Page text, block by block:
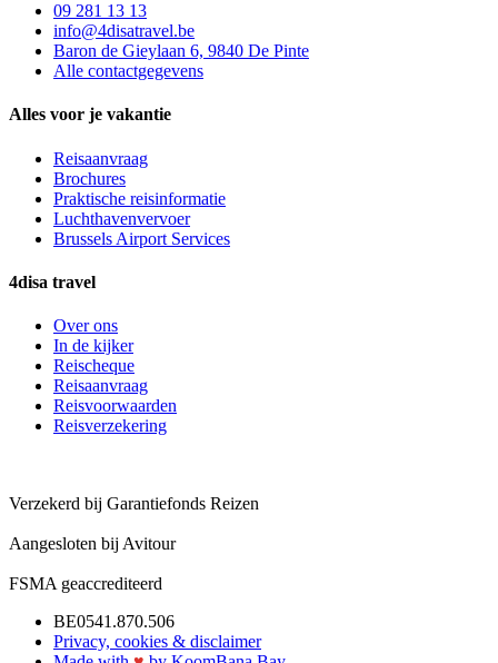
09 281 13 13
info@4disatravel.be
Baron de Gieylaan 6, 9840 De Pinte
Alle contactgegevens
Alles voor je vakantie
Reisaanvraag
Brochures
Praktische reisinformatie
Luchthavenvervoer
Brussels Airport Services
4disa travel
Over ons
In de kijker
Reischeque
Reisaanvraag
Reisvoorwaarden
Reisverzekering
Verzekerd bij Garantiefonds Reizen
Aangesloten bij Avitour
FSMA geaccrediteerd
BE0541.870.506
Privacy, cookies & disclaimer